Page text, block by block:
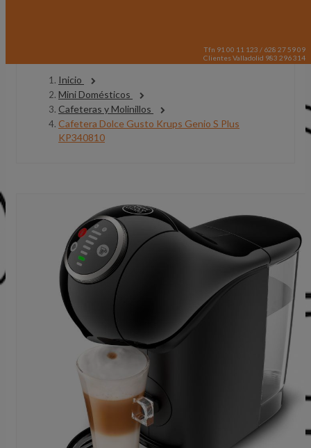
Tfn 91 00 11 123 / 628 27 59 09
Clientes Valladolid 983 296 314
Inicio
Mini Domésticos
Cafeteras y Molinillos
Cafetera Dolce Gusto Krups Genio S Plus
KP340810